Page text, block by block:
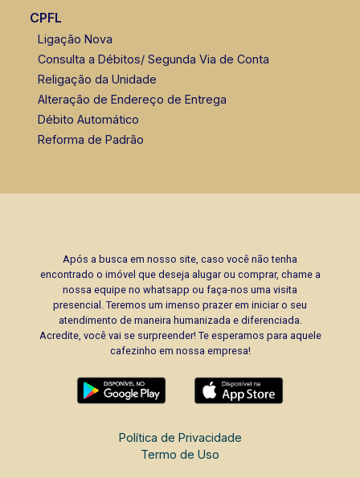
CPFL
Ligação Nova
Consulta a Débitos/ Segunda Via de Conta
Religação da Unidade
Alteração de Endereço de Entrega
Débito Automático
Reforma de Padrão
Após a busca em nosso site, caso você não tenha
encontrado o imóvel que deseja alugar ou comprar, chame a
nossa equipe no whatsapp ou faça-nos uma visita
presencial. Teremos um imenso prazer em iniciar o seu
atendimento de maneira humanizada e diferenciada.
Acredite, você vai se surpreender! Te esperamos para aquele
cafezinho em nossa empresa!
Política de Privacidade
Termo de Uso